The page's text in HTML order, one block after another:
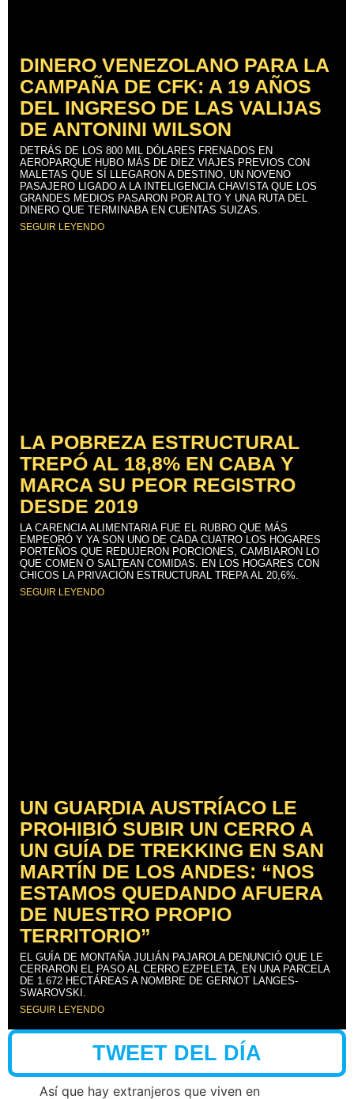
DINERO VENEZOLANO PARA LA
CAMPAÑA DE CFK: A 19 AÑOS
DEL INGRESO DE LAS VALIJAS
DE ANTONINI WILSON
DETRÁS DE LOS 800 MIL DÓLARES FRENADOS EN
AEROPARQUE HUBO MÁS DE DIEZ VIAJES PREVIOS CON
MALETAS QUE SÍ LLEGARON A DESTINO, UN NOVENO
PASAJERO LIGADO A LA INTELIGENCIA CHAVISTA QUE LOS
GRANDES MEDIOS PASARON POR ALTO Y UNA RUTA DEL
DINERO QUE TERMINABA EN CUENTAS SUIZAS.
SEGUIR LEYENDO
LA POBREZA ESTRUCTURAL
TREPÓ AL 18,8% EN CABA Y
MARCA SU PEOR REGISTRO
DESDE 2019
LA CARENCIA ALIMENTARIA FUE EL RUBRO QUE MÁS
EMPEORÓ Y YA SON UNO DE CADA CUATRO LOS HOGARES
PORTEÑOS QUE REDUJERON PORCIONES, CAMBIARON LO
QUE COMEN O SALTEAN COMIDAS. EN LOS HOGARES CON
CHICOS LA PRIVACIÓN ESTRUCTURAL TREPA AL 20,6%.
SEGUIR LEYENDO
UN GUARDIA AUSTRÍACO LE
PROHIBIÓ SUBIR UN CERRO A
UN GUÍA DE TREKKING EN SAN
MARTÍN DE LOS ANDES: “NOS
ESTAMOS QUEDANDO AFUERA
DE NUESTRO PROPIO
TERRITORIO”
EL GUÍA DE MONTAÑA JULIÁN PAJAROLA DENUNCIÓ QUE LE
CERRARON EL PASO AL CERRO EZPELETA, EN UNA PARCELA
DE 1.672 HECTÁREAS A NOMBRE DE GERNOT LANGES-
SWAROVSKI.
SEGUIR LEYENDO
TWEET DEL DÍA
Así que hay extranjeros que viven en